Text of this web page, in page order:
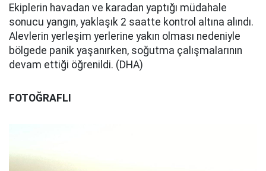
Ekiplerin havadan ve karadan yaptığı müdahale
sonucu yangın, yaklaşık 2 saatte kontrol altına alındı.
Alevlerin yerleşim yerlerine yakın olması nedeniyle
bölgede panik yaşanırken, soğutma çalışmalarının
devam ettiği öğrenildi. (DHA)
FOTOĞRAFLI